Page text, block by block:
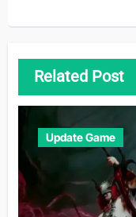
Related Post
Update Game